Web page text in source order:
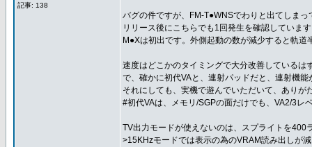
記事: 138
バグの件ですが、FM-T●WNSでわりと出てしま
リリース後にこちらでも1回発生を確認していま
M●Xは初出です。外側起動の数が減少すると軌
速度はどこかのタイミングで大分改善しているは
で、確かに初代VAと、連射パッドだと、連射機
それにしても、実機で遊んでいただいて、ありが
#初代VAは、メモリ/SGPの面だけでも、VA2/3レ
TV出力モードが使えないのは、スプライトを400
>15KHzモードでは表示の為のVRAM読み出しが